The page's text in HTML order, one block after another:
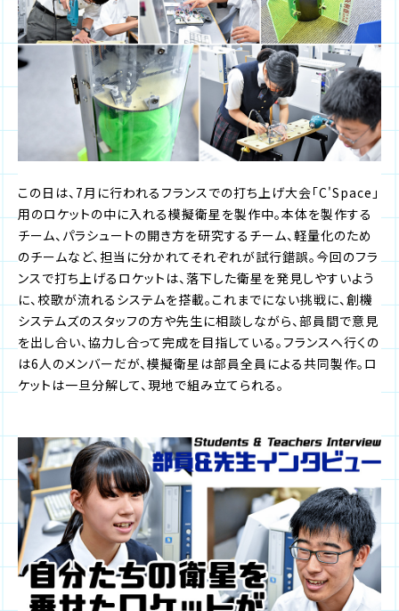
この日は、7月に行われるフランスでの打ち上げ大会「C'Space」
用のロケットの中に入れる模擬衛星を製作中。本体を製作する
チーム、パラシュートの開き方を研究するチーム、軽量化のため
のチームなど、担当に分かれてそれぞれが試行錯誤。今回のフラ
ンスで打ち上げるロケットは、落下した衛星を発見しやすいよう
に、校歌が流れるシステムを搭載。これまでにない挑戦に、創機
システムズのスタッフの方や先生に相談しながら、部員間で意見
を出し合い、協力し合って完成を目指している。フランスへ行くの
は6人のメンバーだが、模擬衛星は部員全員による共同製作。ロ
ケットは一旦分解して、現地で組み立てられる。